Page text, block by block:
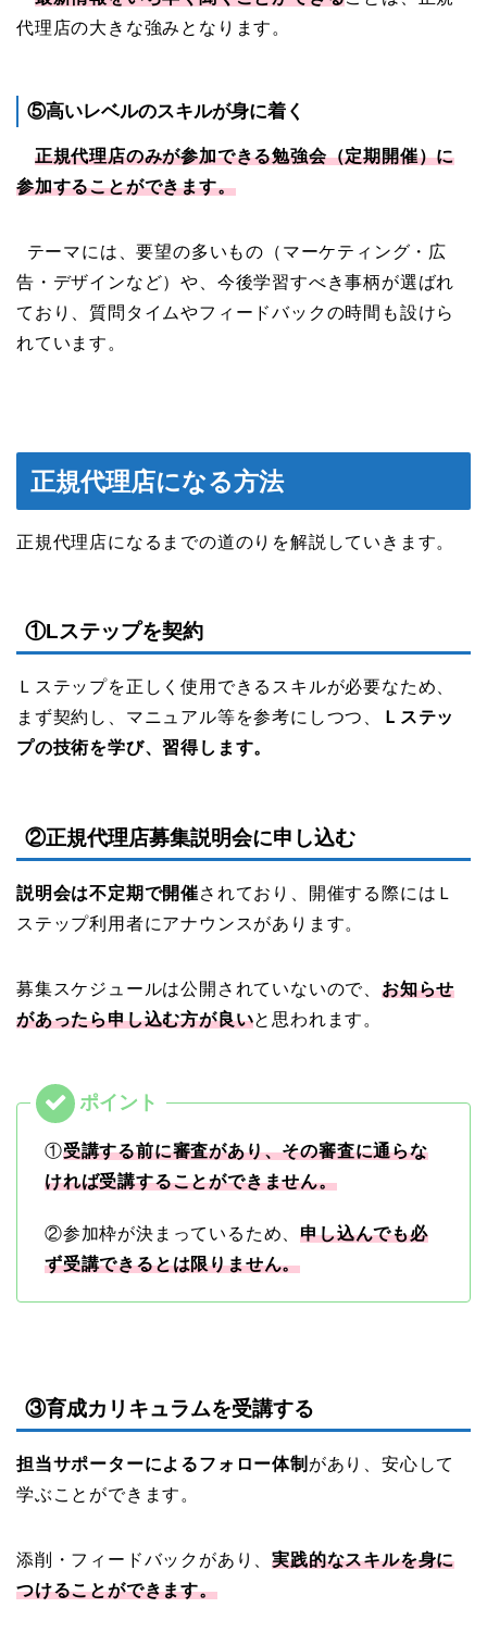
代理店の大きな強みとなります。
⑤高いレベルのスキルが身に着く
正規代理店のみが参加できる勉強会（定期開催）に
参加することができます。
テーマには、要望の多いもの（マーケティング・広
告・デザインなど）や、今後学習すべき事柄が選ばれ
ており、質問タイムやフィードバックの時間も設けら
れています。
正規代理店になる方法
正規代理店になるまでの道のりを解説していきます。
①Lステップを契約
Ｌステップを正しく使用できるスキルが必要なため、
まず契約し、マニュアル等を参考にしつつ、
Ｌステッ
プの技術を学び、習得します。
②正規代理店募集説明会に申し込む
説明会は不定期で開催されており、開催する際にはＬ
ステップ利用者にアナウンスがあります。
募集スケジュールは公開されていないので、 お知らせ
があったら申し込む方が良いと思われます。
①受講する前に審査があり、その審査に通らな
ければ受講することができません。
②参加枠が決まっているため、申し込んでも必
ず受講できるとは限りません。
③育成カリキュラムを受講する
担当サポーターによるフォロー体制 があり、安心して
学ぶことができます。
添削・フィードバックがあり、実践的なスキルを身に
つけることができます。